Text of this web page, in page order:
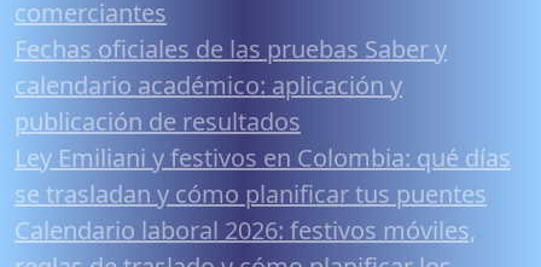
comerciantes
Fechas oficiales de las pruebas Saber y
calendario académico: aplicación y
publicación de resultados
Ley Emiliani y festivos en Colombia: qué días
se trasladan y cómo planificar tus puentes
Calendario laboral 2026: festivos móviles,